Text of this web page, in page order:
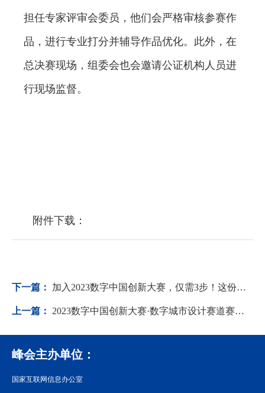
担任专家评审会委员，他们会严格审核参赛作
品，进行专业打分并辅导作品优化。此外，在
总决赛现场，组委会也会邀请公证机构人员进
行现场监督。
附件下载：
下一篇： 加入2023数字中国创新大赛，仅需3步！这份报名指南请收好→
上一篇： 2023数字中国创新大赛·数字城市设计赛道赛题最新解读来啦！（内含赛程调整）
峰会主办单位：
国家互联网信息办公室